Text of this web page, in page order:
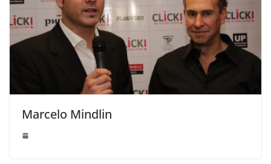
Marcelo Mindlin